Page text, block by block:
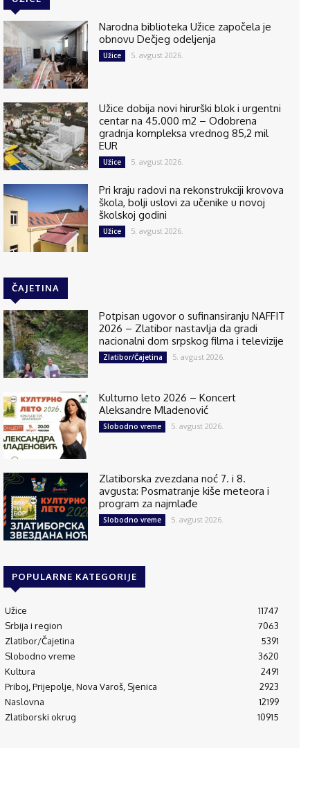
Narodna biblioteka Užice započela je
obnovu Dečjeg odeljenja
Užice 5. avgust 2026.
Užice dobija novi hirurški blok i urgentni
centar na 45.000 m2 – Odobrena
gradnja kompleksa vrednog 85,2 mil
EUR
Užice 5. avgust 2026.
Pri kraju radovi na rekonstrukciji krovova
škola, bolji uslovi za učenike u novoj
školskoj godini
Užice 5. avgust 2026.
ČAJETINA
Potpisan ugovor o sufinansiranju NAFFIT
2026 – Zlatibor nastavlja da gradi
nacionalni dom srpskog filma i televizije
Zlatibor/Čajetina 5. avgust 2026.
Kulturno leto 2026 – Koncert
Aleksandre Mladenović
Slobodno vreme 5. avgust 2026.
Zlatiborska zvezdana noć 7. i 8.
avgusta: Posmatranje kiše meteora i
program za najmlađe
Slobodno vreme 5. avgust 2026.
POPULARNE KATEGORIJE
Užice
11747
Srbija i region
7063
Zlatibor/Čajetina
5391
Slobodno vreme
3620
Kultura
2491
Priboj, Prijepolje, Nova Varoš, Sjenica
2923
Naslovna
12199
Zlatiborski okrug
10915